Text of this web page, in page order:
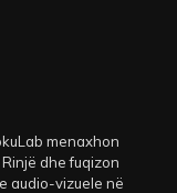
menaxhon
dhe fuqizon
audio-vizuele në